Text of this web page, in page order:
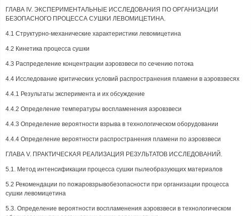
ГЛАВА IV. ЭКСПЕРИМЕНТАЛЬНЫЕ ИССЛЕДОВАНИЯ ПО ОРГАНИЗАЦИИ
БЕЗОПАСНОГО ПРОЦЕССА СУШКИ ЛЕВОМИЦЕТИНА.
4.1 Структурно-механические характеристики левомицетина
4.2 Кинетика процесса сушки
4.3 Распределение концентрации аэровзвеси по сечению потока
4.4 Исследование критических условий распространения пламени в аэровзвесях
4.4.1 Результаты эксперимента и их обсуждение
4.4.2 Определение температуры воспламенения аэровзвеси
4.4.3 Определение вероятности взрыва в технологическом оборудовании
4.4.4 Определение вероятности распространения пламени по аэровзвеси
ГЛАВА V. ПРАКТИЧЕСКАЯ РЕАЛИЗАЦИЯ РЕЗУЛЬТАТОВ ИССЛЕДОВАНИЙ.
5.1. Метод интенсификации процесса сушки пылеобразующих материалов
5.2 Рекомендации по пожаровзрывобезопасности при организации процесса
сушки левомицетина
5.3. Определение вероятности воспламенения аэровзвеси в технологическом